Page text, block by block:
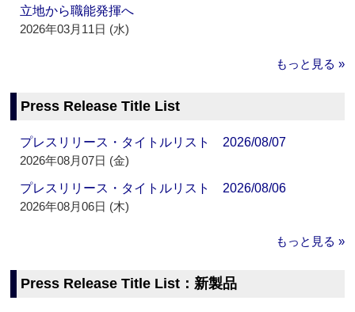
立地から職能発揮へ
2026年03月11日 (水)
もっと見る »
Press Release Title List
プレスリリース・タイトルリスト 2026/08/07
2026年08月07日 (金)
プレスリリース・タイトルリスト 2026/08/06
2026年08月06日 (木)
もっと見る »
Press Release Title List：新製品